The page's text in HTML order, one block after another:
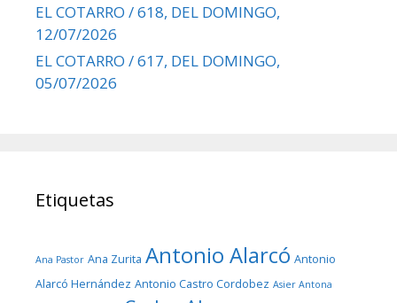
EL COTARRO / 618, DEL DOMINGO,
12/07/2026
EL COTARRO / 617, DEL DOMINGO,
05/07/2026
Etiquetas
Ana Pastor Ana Zurita Antonio Alarcó Antonio
Alarcó Hernández Antonio Castro Cordobez Asier Antona